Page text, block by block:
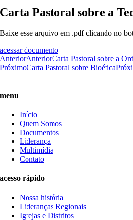
Carta Pastoral sobre a
Baixe esse arquivo em .pdf clicando no
acessar documento
AnteriorAnteriorCarta Pastoral sobre a
PróximoCarta Pastoral sobre Bioética
menu
Início
Quem Somos
Documentos
Liderança
Multimídia
Contato
acesso rápido
Nossa história
Lideranças Regionais
Igrejas e Distritos